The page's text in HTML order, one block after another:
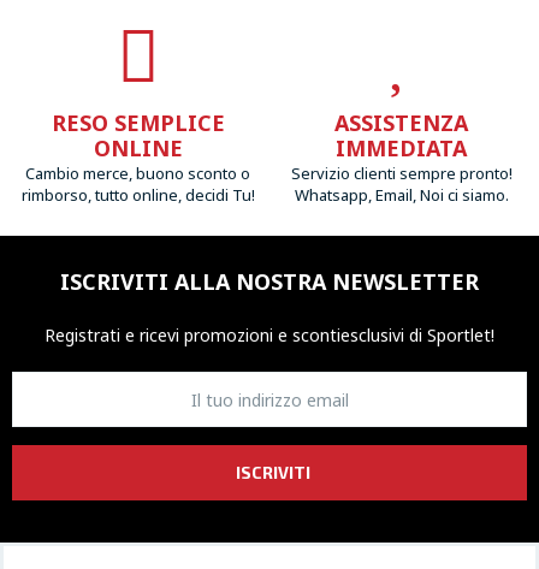
RESO SEMPLICE
ONLINE
Cambio merce, buono sconto o
rimborso, tutto online, decidi Tu!
ASSISTENZA
IMMEDIATA
Servizio clienti sempre pronto!
Whatsapp, Email, Noi ci siamo.
ISCRIVITI ALLA NOSTRA NEWSLETTER
Registrati e ricevi promozioni e scontiesclusivi di Sportlet!
ISCRIVITI